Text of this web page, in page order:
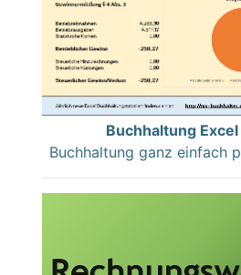
Buchhaltung
Buchhaltung ganz einfach